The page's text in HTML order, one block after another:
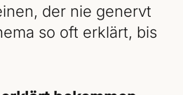
der nie genervt
so oft erklärt, bis